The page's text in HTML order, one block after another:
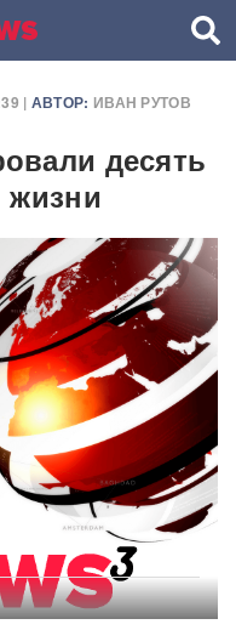
| АВТОР: ИВАН РУТОВ
десять
жизни